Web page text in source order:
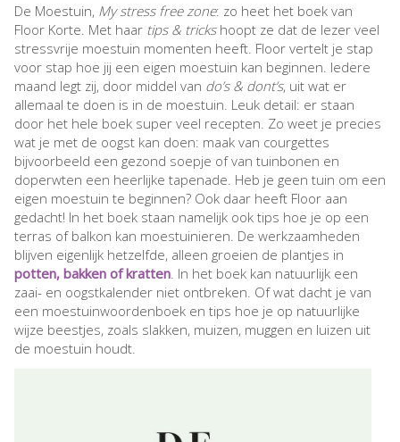
De Moestuin, My stress free zone: zo heet het boek van
Floor Korte. Met haar tips & trickshoopt ze dat de lezer veel
stressvrije moestuin momenten heeft. Floor vertelt je stap
voor stap hoe jij een eigen moestuin kan beginnen. Iedere
maand legt zij, door middel van do’s & dont’s, uit wat er
allemaal te doen is in de moestuin. Leuk detail: er staan
door het hele boek super veel recepten. Zo weet je precies
wat je met de oogst kan doen: maak van courgettes
bijvoorbeeld een gezond soepje of van tuinbonen en
doperwten een heerlijke tapenade. Heb je geen tuin om een
eigen moestuin te beginnen? Ook daar heeft Floor aan
gedacht! In het boek staan namelijk ook tips hoe je op een
terras of balkon kan moestuinieren. De werkzaamheden
blijven eigenlijk hetzelfde, alleen groeien de plantjes in
potten, bakken of kratten . In het boek kan natuurlijk een
zaai- en oogstkalender niet ontbreken. Of wat dacht je van
een moestuinwoordenboek en tips hoe je op natuurlijke
wijze beestjes, zoals slakken, muizen, muggen en luizen uit
de moestuin houdt.